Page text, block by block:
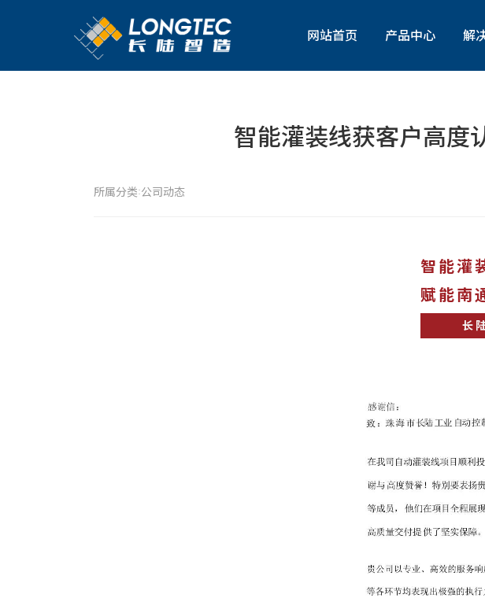
网站首页 产品中心
信息化解决方案
解
智能灌装线获客户高度
所属分类:公司动态
智能灌
赋能南
长